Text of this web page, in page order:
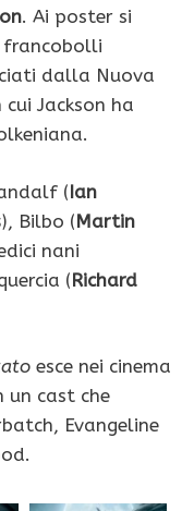
. Ai poster si
francobolli
dalla Nuova
Jackson ha
(Ian
), Bilbo (Martin
nani
(Richard
esce nei cinema
un cast che
Evangeline